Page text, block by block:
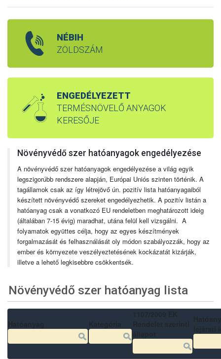
NÉBIH
ZÖLDSZÁM
ENGEDÉLYEZETT
TERMÉSNÖVELŐ ANYAGOK
KERESŐJE
Növényvédő szer hatóanyagok engedélyezése
A növényvédő szer hatóanyagok engedélyezése a világ egyik
legszigorúbb rendszere alapján, Európai Uniós szinten történik. A
tagállamok csak az így létrejövő ún. pozitív lista hatóanyagaiból
készített növényvédő szereket engedélyezhetik. A pozitív listán a
hatóanyag csak a vonatkozó EU rendeletben meghatározott ideig
(általában 7-15 évig) maradhat, utána felül kell vizsgálni. A
folyamatok együttes célja, hogy az egyes készítmények
forgalmazását és felhasználását oly módon szabályozzák, hogy az
ember és környezete veszélyeztetésének kockázatát kizárják,
illetve a lehető legkisebbre csökkentsék.
Növényvédő szer hatóanyag lista